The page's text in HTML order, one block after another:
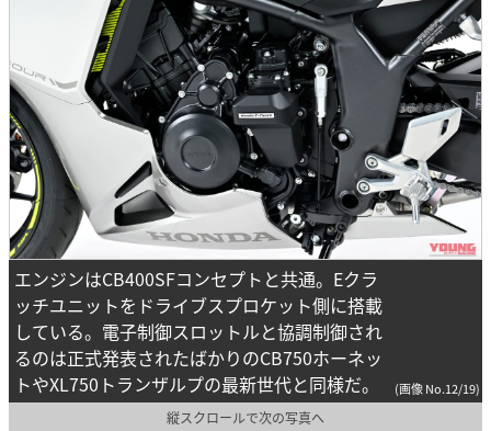
エンジンはCB400SFコンセプトと共通。Eクラ
ッチユニットをドライブスプロケット側に搭載
している。電子制御スロットルと協調制御され
るのは正式発表されたばかりのCB750ホーネッ
トやXL750トランザルプの最新世代と同様だ。
(画像 No.12/19)
縦スクロールで次の写真へ